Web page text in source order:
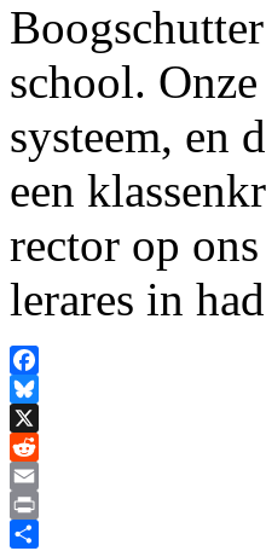
school.
systeem, en
een
rector op
lerares in
Facebook
Bluesky
X
Reddit
Email
Print